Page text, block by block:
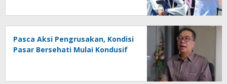
Pasca Aksi Pengrusakan, Kondisi
Pasar Bersehati Mulai Kondusif